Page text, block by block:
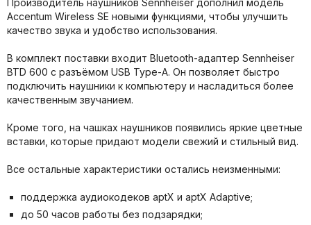
Производитель наушников Sennheiser дополнил модель
Accentum Wireless SE новыми функциями, чтобы улучшить
качество звука и удобство использования.
В комплект поставки входит Bluetooth-адаптер Sennheiser
BTD 600 с разъёмом USB Type-A. Он позволяет быстро
подключить наушники к компьютеру и насладиться более
качественным звучанием.
Кроме того, на чашках наушников появились яркие цветные
вставки, которые придают модели свежий и стильный вид.
Все остальные характеристики остались неизменными:
поддержка аудиокодеков aptX и aptX Adaptive;
до 50 часов работы без подзарядки;